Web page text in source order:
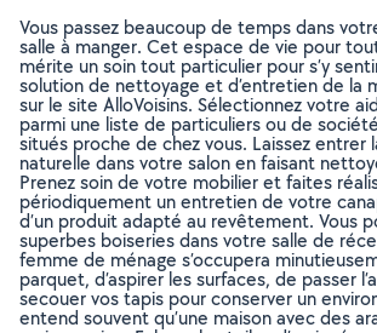
Vous passez beaucoup de temps dans
salle à manger. Cet espace de vie pour
mérite un soin tout particulier pour s’y
solution de nettoyage et d’entretien de la
sur le site AlloVoisins. Sélectionnez votre
parmi une liste de particuliers ou de
situés proche de chez vous. Laissez entrer
naturelle dans votre salon en faisant
Prenez soin de votre mobilier et faites
périodiquement un entretien de votre
d’un produit adapté au revêtement. Vous
superbes boiseries dans votre salle de
femme de ménage s’occupera
parquet, d’aspirer les surfaces, de passer
secouer vos tapis pour conserver un
entend souvent qu’une maison avec des